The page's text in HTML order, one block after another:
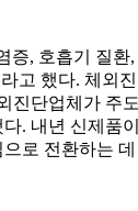
, 호흡기 질
고 했다. 체외
단업체가 주
. 내년 신제품
로 전환하는